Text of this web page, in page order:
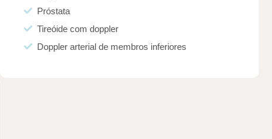
Próstata
Tireóide com doppler
Doppler arterial de membros inferiores